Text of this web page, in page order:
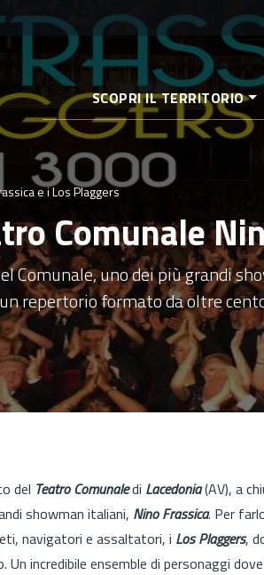
Aller
au
SCOPRI IL TERRITORIO
e i Los Plaggers
Comunale
Comunale, uno dei più grandi
repertorio formato da oltre
del Teatro Comunaledi Lacedonia(AV), a
showman italiani, Nino Frassica. Per
navigatori e assaltatori, i Los Plaggers,
incredibile ensemble di personaggi